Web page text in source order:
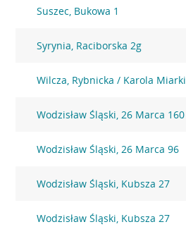
Suszec, Bukowa 1
Syrynia, Raciborska 2g
Wilcza, Rybnicka / Karola Miarki
Wodzisław Śląski, 26 Marca 160
Wodzisław Śląski, 26 Marca 96
Wodzisław Śląski, Kubsza 27
Wodzisław Śląski, Kubsza 27